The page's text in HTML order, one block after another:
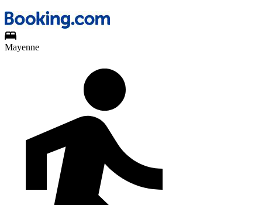
Mayenne